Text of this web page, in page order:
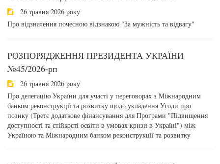
26 травня 2026 року
Про відзначення почесною відзнакою "За мужність та відвагу"
РОЗПОРЯДЖЕННЯ ПРЕЗИДЕНТА УКРАЇНИ
№45/2026-рп
26 травня 2026 року
Про делегацію України для участі у переговорах з Міжнародним
банком реконструкції та розвитку щодо укладення Угоди про
позику (Третє додаткове фінансування для Програми "Підвищення
доступності та стійкості освіти в умовах кризи в Україні") між
Україною та Міжнародним банком реконструкції та розвитку